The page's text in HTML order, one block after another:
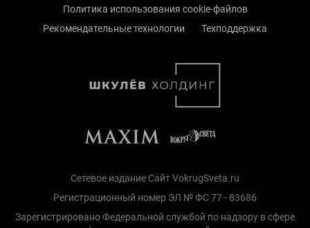
Политика использования cookie-файлов
Рекомендательные технологии
Техподдержка
Сетевое издание Сайт VokrugSveta.ru
Регистрационный номер ЭЛ № ФС 77 - 83686
Зарегистрировано Федеральной службой по надзору в сфере